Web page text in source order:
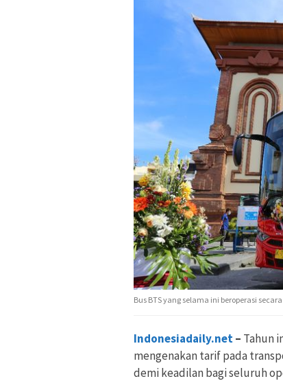
Bus BTS yang selama ini beroperasi
Indonesiadaily.net– Tahun
mengenakan tarif pada
demi keadilan bagi seluruh